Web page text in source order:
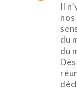
Il
du
du